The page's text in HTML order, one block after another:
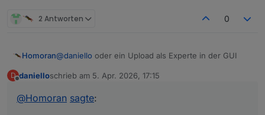
2 Antworten 0
Homoran@daniello oder ein Upload als Experte in der GUI
D danielloschrieb am 5. Apr. 2026, 17:15
zuletzt editiert von
@Homoran sagte: